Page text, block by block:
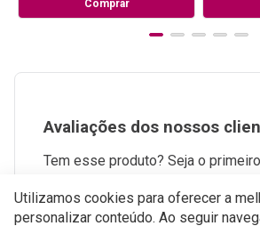
Comprar
Avaliações dos nossos
Tem esse produto? Seja o primeiro
Perguntas e respostas
Utilizamos cookies para oferecer a
personalizar conteúdo. Ao seguir